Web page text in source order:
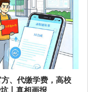
、代缴学费，高校
丨真相画报